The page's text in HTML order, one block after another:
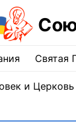
Святая
и Церковь